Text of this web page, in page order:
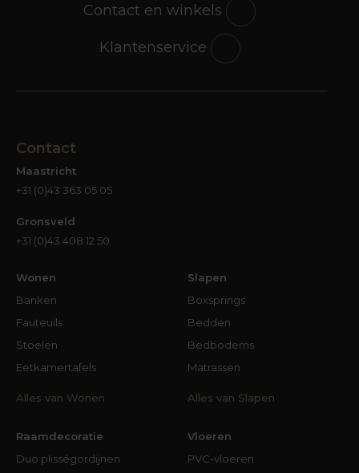
Contact en winkels
Klantenservice
Contact
Maastricht
+31 (0)43 363 05 05
Gronsveld
+31 (0)43 408 12 50
Wonen
Banken
Fauteuils
Stoelen
Eetkamertafels
Alles van Wonen
Slapen
Boxsprings
Bedden
Bedbodems
Matrassen
Alles van Slapen
Raamdecoratie
Duo plisségordijnen
Vloeren
PVC-vloeren